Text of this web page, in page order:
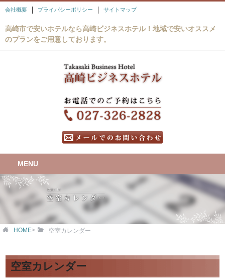
会社概要 プライバシーポリシー サイトマップ
高崎市で安いホテルなら高崎ビジネスホテル！地域で安いオススメ
のプランをご用意しております。
MENU
HOME> 空室カレンダー
空室カレンダー